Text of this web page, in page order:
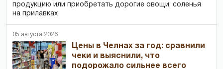
продукцию или приобретать дорогие овощи, соленья
на прилавках
05 августа 2026
Цены в Челнах за год: сравнили
чеки и выяснили, что
подорожало сильнее всего